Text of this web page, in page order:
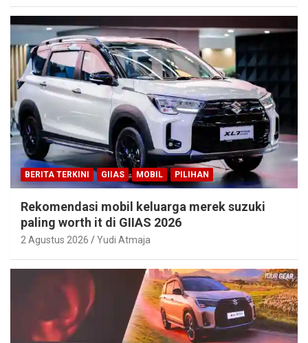
BERITA TERKINI GIIAS MOBIL PILIHAN
Rekomendasi mobil keluarga merek suzuki
paling worth it di GIIAS 2026
2 Agustus 2026 Yudi Atmaja